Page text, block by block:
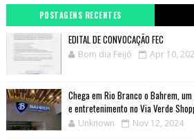
POSTAGENS RECENTES
EDITAL DE CONVOCAÇÃO FEC
Bom dia Feijó Apr 10,
Chega em Rio Branco o Bahrem,
e entretenimento no Via Verde
Unknown Nov 12, 2024